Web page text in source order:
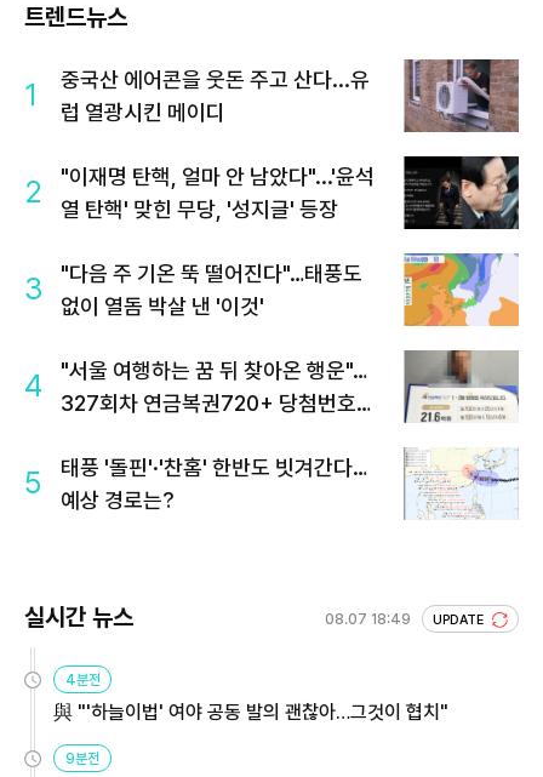
트렌드뉴스
1
중국산 에어콘을 웃돈 주고 산다...유
럽 열광시킨 메이디
2
"이재명 탄핵, 얼마 안 남았다"...'윤석
열 탄핵' 맞힌 무당, '성지글' 등장
3
"다음 주 기온 뚝 떨어진다"…태풍도
없이 열돔 박살 낸 '이것'
4
"서울 여행하는 꿈 뒤 찾아온 행운"…
327회차 연금복권720+ 당첨번호조
5
태풍 '돌핀'·'찬홈' 한반도 빗겨간다…
예상 경로는?
실시간 뉴스 08.07 18:49 UPDATE
4분전
與 "'하늘이법' 여야 공동 발의 괜찮아…그것이 협치"
9분전